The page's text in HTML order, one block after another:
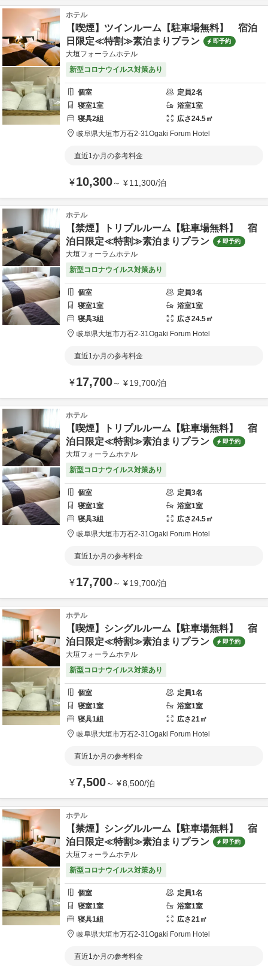
ホテル
【喫煙】ツインルーム【駐車場無料】 宿泊
日限定≪特割≫素泊まりプラン
即予約
大垣フォーラムホテル
新型コロナウイルス対策あり
個室 定員2名
寝室1室 浴室1室
寝具2組 広さ24.5㎡
岐阜県大垣市万石2-31Ogaki Forum Hotel
直近1か月の参考料金
¥10,300～ ¥11,300/泊
ホテル
【禁煙】トリプルルーム【駐車場無料】 宿
泊日限定≪特割≫素泊まりプラン
即予約
大垣フォーラムホテル
新型コロナウイルス対策あり
個室 定員3名
寝室1室 浴室1室
寝具3組 広さ24.5㎡
岐阜県大垣市万石2-31Ogaki Forum Hotel
直近1か月の参考料金
¥17,700～ ¥19,700/泊
ホテル
【喫煙】トリプルルーム【駐車場無料】 宿
泊日限定≪特割≫素泊まりプラン
即予約
大垣フォーラムホテル
新型コロナウイルス対策あり
個室 定員3名
寝室1室 浴室1室
寝具3組 広さ24.5㎡
岐阜県大垣市万石2-31Ogaki Forum Hotel
直近1か月の参考料金
¥17,700～ ¥19,700/泊
ホテル
【喫煙】シングルルーム【駐車場無料】 宿
泊日限定≪特割≫素泊まりプラン
即予約
大垣フォーラムホテル
新型コロナウイルス対策あり
個室 定員1名
寝室1室 浴室1室
寝具1組 広さ21㎡
岐阜県大垣市万石2-31Ogaki Forum Hotel
直近1か月の参考料金
¥7,500～ ¥8,500/泊
ホテル
【禁煙】シングルルーム【駐車場無料】 宿
泊日限定≪特割≫素泊まりプラン
即予約
大垣フォーラムホテル
新型コロナウイルス対策あり
個室 定員1名
寝室1室 浴室1室
寝具1組 広さ21㎡
岐阜県大垣市万石2-31Ogaki Forum Hotel
直近1か月の参考料金